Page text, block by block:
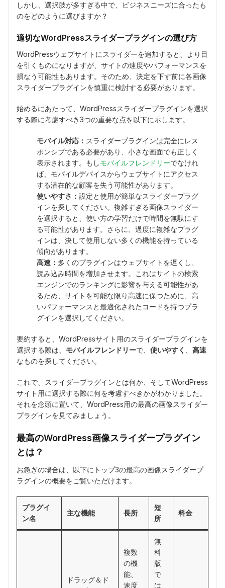
しかし、選択肢が多すぎる中で、ビジネスニーズに合ったも
のをどのように選びますか？
適切なWordPressスライダープラグインの選び方
WordPressウェブサイトにスライダーを追加すると、より目
を引くものになりますが、サイトの速度やパフォーマンスを
損なう可能性もあります。そのため、決定を下す前に各画像
スライダープラグインを慎重に検討する必要があります。
始めるにあたって、WordPressスライダープラグインを選択
する際に考慮すべき3つの重要な点を以下に示します。
モバイル対応： スライダープラグインは完全にレス
ポンシブである必要があり、小さな画面でも正しく
表示されます。もしモバイルフレンドリーでなけれ
ば、モバイルデバイスからウェブサイトにアクセス
する潜在的な顧客を失う可能性があります。
使いやすさ： 設定と使用が簡単なスライダープラグ
インを探してください。複雑すぎる画像スライダー
を選択すると、使い方の学習だけで時間を無駄にす
る可能性があります。さらに、過度に複雑なプラグ
インは、決して使用しない多くの機能を持っている
傾向があります。
高速： 多くのプラグインはウェブサイトを遅くし、
読み込み時間を増加させます。これはサイトの検索
エンジンでのランキングに影響を与える可能性があ
るため、サイトを可能な限り高速に保つために、高
いパフォーマンスと最適化されたコードを持つプラ
グインを選択してください。
要約すると、WordPressサイト用のスライダープラグインを
選択する際は、 モバイルフレンドリーで、 使いやすく
高速
なものを探してください。
これで、スライダープラグインとは何か、そしてWordPress
サイト用に選択する際に何を考慮すべきかがわかりました。
それを念頭に置いて、WordPress用の最高の画像スライダー
プラグインを見てみましょう。
最高のWordPress画像スライダープラグイン
とは？
お急ぎの場合は、以下にトップ3の最高の画像スライダープ
ラグインの概要をご覧いただけます。
プラグイ
ン名
主な機能 長所
短
所
料金
ドラッグ＆ド
複数
の機
能、
速度
無
料
版
で
は